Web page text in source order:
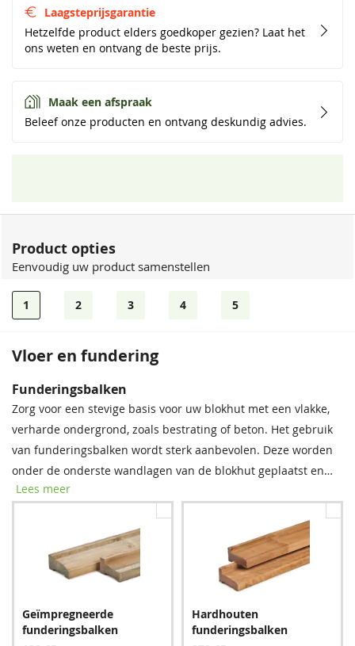
Laagsteprijsgarantie
Hetzelfde product elders goedkoper gezien? Laat het
ons weten en ontvang de beste prijs.
Maak een afspraak
Beleef onze producten en ontvang deskundig advies.
Product opties
Eenvoudig uw product samenstellen
1 2 3 4 5
Vloer en fundering
Onze spijkerset bevat zowel spijkers als asfaltnagels voor het
monteren van dakplanken en dakbedekking. Voor modellen
groter dan 5 × 5 m raden we aan twee sets aan te schaffen
voor optimale stabiliteit.
24,95
9,60
Tegen meerprijs kunt u bij dit product dakshingles bestellen.
Deze bitumen dakbedekking is uitermate geschikt voor het
waterdicht afwerken van uw (hellende) dak, om zo de
levensduur van uw tuinverblijf te verlengen.
383,40
Funderingsbalken
Zorg voor een stevige basis voor uw blokhut met een vlakke,
verharde ondergrond, zoals bestrating of beton. Het gebruik
van funderingsbalken wordt sterk aanbevolen. Deze worden
onder de onderste wandlagen van de blokhut geplaatst en
bieden essentiële bescherming tegen regenwater, vocht en
levensduur van uw blokhut aanzienlijk.
Lees meer
Geïmpregneerde
funderingsbalken
Hardhouten
funderingsbalken